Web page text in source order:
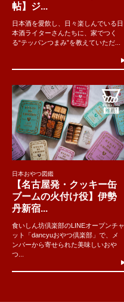
帖】ジ...
日本酒を愛飲し、日々楽しんでいる日
本酒ライターさんたちに、家でつく
る“テッパンつまみ”を教えていただ...
日本おやつ図鑑
【名古屋発・クッキー缶
ブームの火付け役】伊勢
丹新宿...
食いしん坊倶楽部のLINEオープンチャ
ット「dancyuおやつ倶楽部」で、メ
ンバーから寄せられた美味しいおや
つ...